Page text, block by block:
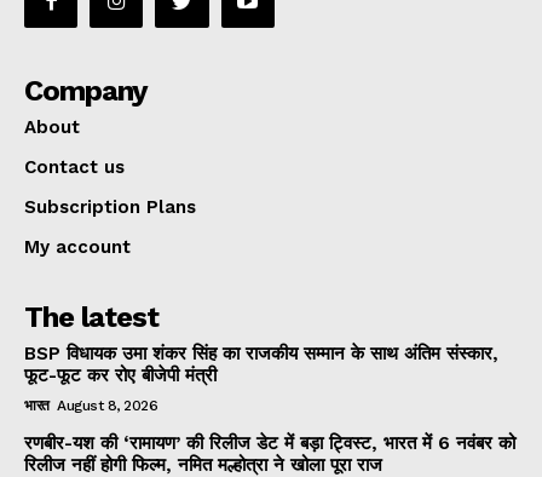
Company
About
Contact us
Subscription Plans
My account
The latest
BSP विधायक उमा शंकर सिंह का राजकीय सम्मान के साथ अंतिम संस्कार,
फूट-फूट कर रोए बीजेपी मंत्री
भारत August 8, 2026
रणबीर-यश की ‘रामायण’ की रिलीज डेट में बड़ा ट्विस्ट, भारत में 6 नवंबर को
रिलीज नहीं होगी फिल्म, नमित मल्होत्रा ने खोला पूरा राज